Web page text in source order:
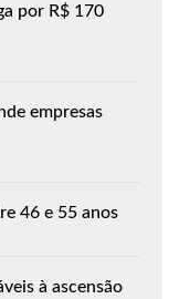
por R$ 170
empresas
46 e 55 anos
à ascensão